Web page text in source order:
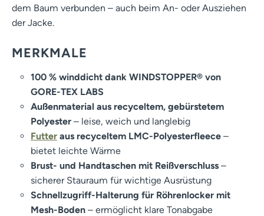
dem Baum verbunden – auch beim An- oder Ausziehen
der Jacke.
MERKMALE
100 % winddicht dank WINDSTOPPER® von
GORE-TEX LABS
Außenmaterial aus recyceltem, gebürstetem
Polyester – leise, weich und langlebig
Futter aus recyceltem LMC-Polyesterfleece –
bietet leichte Wärme
Brust- und Handtaschen mit Reißverschluss –
sicherer Stauraum für wichtige Ausrüstung
Schnellzugriff-Halterung für Röhrenlocker mit
Mesh-Boden – ermöglicht klare Tonabgabe